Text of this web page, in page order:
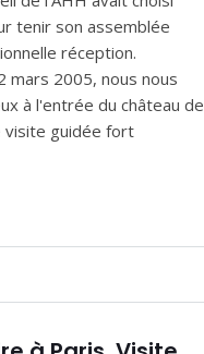
tenir son assemblée
réception.
mars 2005, nous nous
à l'entrée du château de
visite guidée fort